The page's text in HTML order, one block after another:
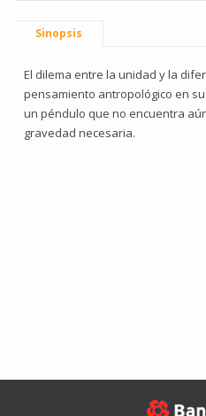
Sinopsis
El dilema entre la unidad y la
pensamiento antropológico en
un péndulo que no encuentra
gravedad necesaria.